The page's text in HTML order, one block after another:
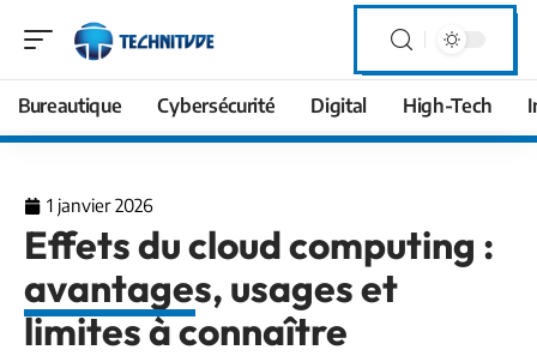
Bureautique Cybersécurité Digital High-Tech
1 janvier 2026
Effets du cloud computing :
avantages, usages et
limites à connaître